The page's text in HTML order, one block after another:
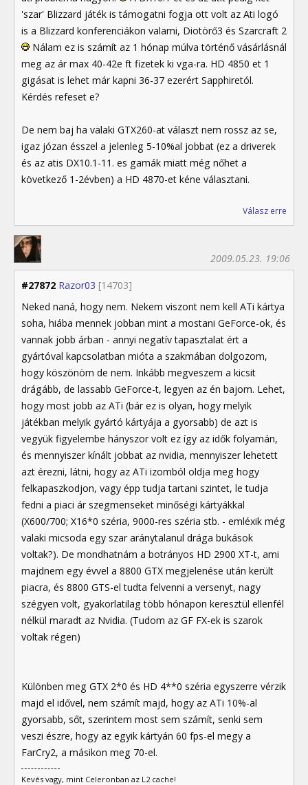
'szar' Blizzard játék is támogatni fogja ott volt az Ati logó
is a Blizzard konferenciákon valami, Diotörő3 és Szarcraft 2
Nálam ez is számít az 1 hónap múlva történő vásárlásnál
meg az ár max 40-42e ft fizetek ki vga-ra. HD 4850 et 1
gigásat is lehet már kapni 36-37 ezerért Sapphiretól.
Kérdés refeset e?
De nem baj ha valaki GTX260-at választ nem rossz az se,
igaz józan ésszel a jelenleg 5-10%al jobbat (ez a driverek
és az atis DX10.1-11. es gamák miatt még nőhet a
következő 1-2évben) a HD 4870-et kéne választani.
Válasz erre
#27872 Razor03 [14703]
2009.05.23. 19:06
Neked naná, hogy nem. Nekem viszont nem kell ATi kártya
soha, hiába mennek jobban mint a mostani GeForce-ok, és
vannak jobb árban - annyi negatív tapasztalat ért a
gyártóval kapcsolatban mióta a szakmában dolgozom,
hogy köszönöm de nem. Inkább megveszem a kicsit
drágább, de lassabb GeForce-t, legyen az én bajom. Lehet,
hogy most jobb az ATi (bár ez is olyan, hogy melyik
játékban melyik gyártó kártyája a gyorsabb) de azt is
vegyük figyelembe hányszor volt ez így az idők folyamán,
és mennyiszer kínált jobbat az nvidia, mennyiszer lehetett
azt érezni, látni, hogy az ATi izomból oldja meg hogy
felkapaszkodjon, vagy épp tudja tartani szintet, le tudja
fedni a piaci ár szegmenseket minőségi kártyákkal
(X600/700; X16*0 széria, 9000-res széria stb. - emléxik még
valaki micsoda egy szar aránytalanul drága bukások
voltak?). De mondhatnám a botrányos HD 2900 XT-t, ami
majdnem egy évvel a 8800 GTX megjelenése után került
piacra, és 8800 GTS-el tudta felvenni a versenyt, nagy
szégyen volt, gyakorlatilag több hónapon keresztül ellenfél
nélkül maradt az Nvidia. (Tudom az GF FX-ek is szarok
voltak régen)
Különben meg GTX 2*0 és HD 4**0 széria egyszerre vérzik
majd el idővel, nem számít majd, hogy az ATi 10%-al
gyorsabb, sőt, szerintem most sem számít, senki sem
veszi észre, hogy az egyik kártyán 60 fps-el megy a
FarCry2, a másikon meg 70-el.
Kevés vagy, mint Celeronban az L2 cache!